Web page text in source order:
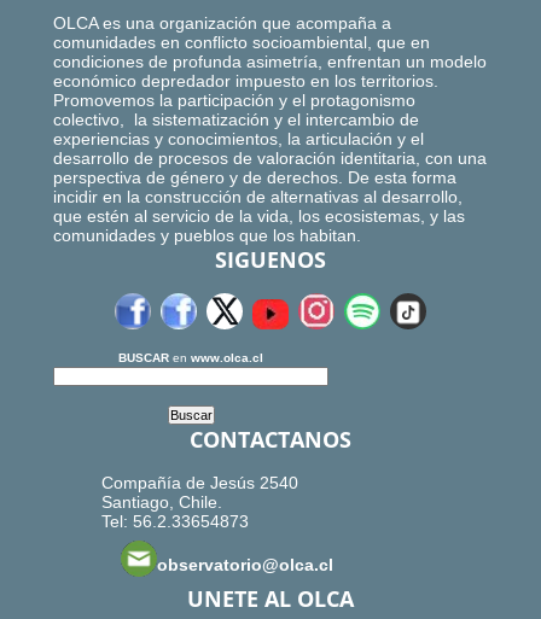
OLCA es una organización que acompaña a
comunidades en conflicto socioambiental, que en
condiciones de profunda asimetría, enfrentan un modelo
económico depredador impuesto en los territorios.
Promovemos la participación y el protagonismo
colectivo, la sistematización y el intercambio de
experiencias y conocimientos, la articulación y el
desarrollo de procesos de valoración identitaria, con una
perspectiva de género y de derechos. De esta forma
incidir en la construcción de alternativas al desarrollo,
que estén al servicio de la vida, los ecosistemas, y las
comunidades y pueblos que los habitan.
SIGUENOS
BUSCAR en www.olca.cl
CONTACTANOS
Compañía de Jesús 2540
Santiago, Chile.
Tel: 56.2.33654873
observatorio@olca.cl
UNETE AL OLCA